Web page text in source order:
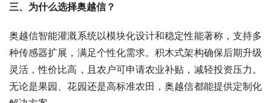
三、 为什么选择奥越信？
奥越信智能灌溉系统以模块化设计和稳定性能著称，支持多
种传感器扩展，满足个性化需求。积木式架构确保后期升级
灵活，性价比高，且农户可申请农业补贴，减轻投资压力。
无论是果园、花园还是高标准农田，奥越信都能提供定制化